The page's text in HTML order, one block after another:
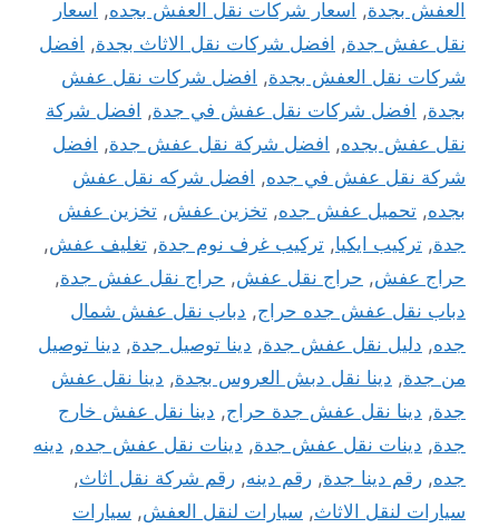
العفش بجدة, اسعار شركات نقل العفش بجده, اسعار
نقل عفش جدة, افضل شركات نقل الاثاث بجدة, افضل
شركات نقل العفش بجدة, افضل شركات نقل عفش
بجدة, افضل شركات نقل عفش في جدة, افضل شركة
نقل عفش بجده, افضل شركة نقل عفش جدة, افضل
شركة نقل عفش في جده, افضل شركه نقل عفش
بجده, تحميل عفش جده, تخزين عفش , تخزين عفش
جدة, تركيب ايكيا, تركيب غرف نوم جدة, تغليف عفش ,
حراج عفش , حراج نقل عفش , حراج نقل عفش جدة,
دباب نقل عفش جده حراج, دباب نقل عفش شمال
جده, دليل نقل عفش جدة, دينا توصيل جدة, دينا توصيل
من جدة, دينا نقل دبش العروس بجدة, دينا نقل عفش
جدة, دينا نقل عفش جدة حراج, دينا نقل عفش خارج
جدة, دينات نقل عفش جدة, دينات نقل عفش جده, دينه
جده, رقم دينا جدة, رقم دينه, رقم شركة نقل اثاث,
سيارات لنقل الاثاث, سيارات لنقل العفش , سيارات